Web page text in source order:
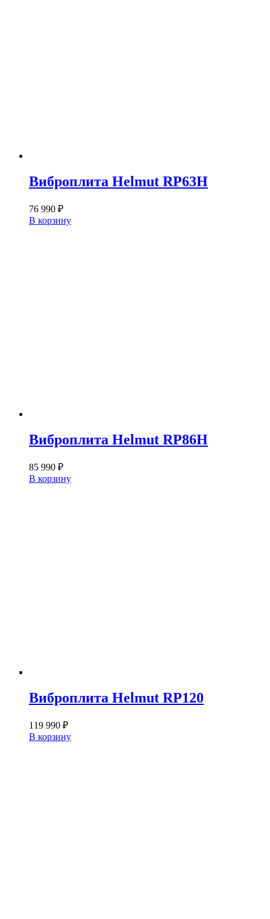
Виброплита Helmut RP63H
76 990 ₽
В корзину
Виброплита Helmut RP86H
85 990 ₽
В корзину
Виброплита Helmut RP120
119 990 ₽
В корзину